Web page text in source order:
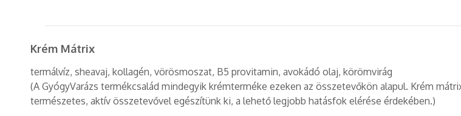
Krém Mátrix
termálvíz, sheavaj, kollagén, vörösmoszat, B5 provitamin, avokádó olaj, körömvirág
(A GyógyVarázs termékcsalád mindegyik krémterméke ezeken az összetevőkön alapul. Krém
természetes, aktív összetevővel egészítünk ki, a lehető legjobb hatásfok elérése érdekében.)